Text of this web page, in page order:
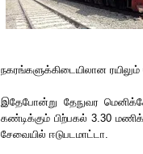
நகரங்களுக்கிடையிலான
இதேபோன்று தேநுவர
கண்டிக்கும் பிற்பகல் 3.30
சேவையில் ஈடுபடமாட்டா.